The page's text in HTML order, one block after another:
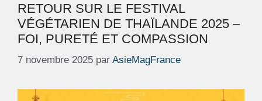
RETOUR SUR LE FESTIVAL
VÉGÉTARIEN DE THAÏLANDE 2025 –
FOI, PURETÉ ET COMPASSION
7 novembre 2025 par AsieMagFrance